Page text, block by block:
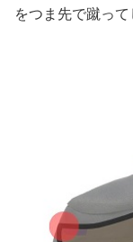
をつま先で蹴って